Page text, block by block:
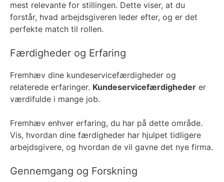
mest relevante for stillingen. Dette viser, at du
forstår, hvad arbejdsgiveren leder efter, og er det
perfekte match til rollen.
Færdigheder og Erfaring
Fremhæv dine kundeservicefærdigheder og
relaterede erfaringer. Kundeservicefærdigheder er
værdifulde i mange job.
Fremhæv enhver erfaring, du har på dette område.
Vis, hvordan dine færdigheder har hjulpet tidligere
arbejdsgivere, og hvordan de vil gavne det nye firma.
Gennemgang og Forskning